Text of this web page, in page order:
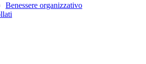
Benessere organizzativo